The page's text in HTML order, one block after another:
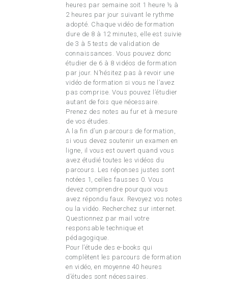
heures par semaine soit 1 heure ½ à
2 heures par jour suivant le rythme
adopté. Chaque vidéo de formation
dure de 8 à 12 minutes, elle est suivie
de 3 à 5 tests de validation de
connaissances. Vous pouvez donc
étudier de 6 à 8 vidéos de formation
par jour. N’hésitez pas à revoir une
vidéo de formation si vous ne l’avez
pas comprise. Vous pouvez l’étudier
autant de fois que nécessaire.
Prenez des notes au fur et à mesure
de vos études.
A la fin d’un parcours de formation,
si vous devez soutenir un examen en
ligne, il vous est ouvert quand vous
avez étudié toutes les vidéos du
parcours. Les réponses justes sont
notées 1, celles fausses 0. Vous
devez comprendre pourquoi vous
avez répondu faux. Revoyez vos notes
ou la vidéo. Recherchez sur internet.
Questionnez par mail votre
responsable technique et
pédagogique.
Pour l’étude des e-books qui
complètent les parcours de formation
en vidéo, en moyenne 40 heures
d’études sont nécessaires.